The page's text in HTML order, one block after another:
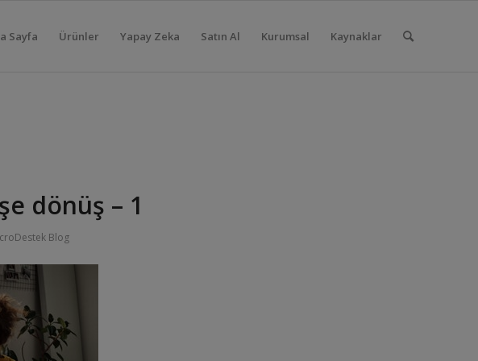
Sayfa Ürünler Yapay Zeka Satın Al Kurumsal Kaynaklar
dönüş – 1
Blog